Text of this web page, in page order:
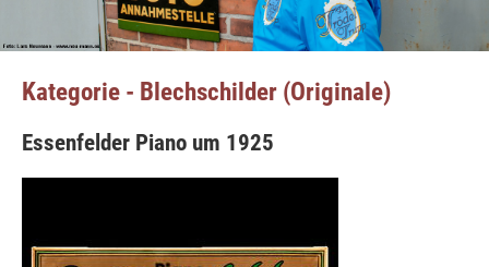
Kategorie - Blechschilder (Originale)
Essenfelder Piano um 1925